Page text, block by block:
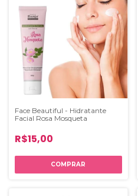
Face Beautiful - Hidratante
Facial Rosa Mosqueta
R$15,00